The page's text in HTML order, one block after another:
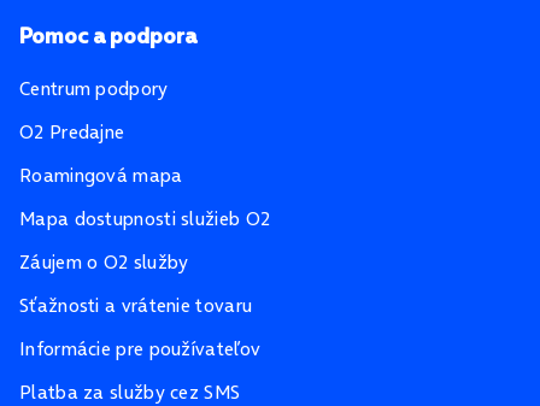
Pomoc a podpora
Centrum podpory
O2 Predajne
Roamingová mapa
Mapa dostupnosti služieb O2
Záujem o O2 služby
Sťažnosti a vrátenie tovaru
Informácie pre používateľov
Platba za služby cez SMS